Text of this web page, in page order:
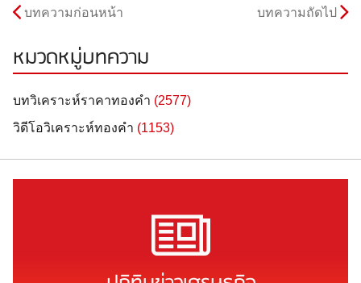
บทความก่อนหน้า บทความถัดไป
หมวดหมู่บทความ
บทวิเคราะห์ราคาทองคำ (2577)
วิดีโอวิเคราะห์ทองคำ (1153)